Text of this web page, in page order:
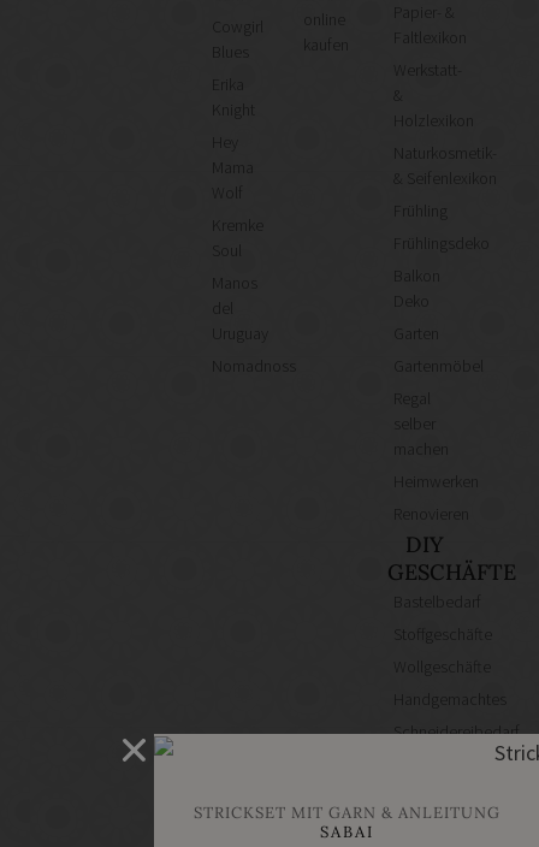
Cowgirl
Knight
Mama
Kremke
Manos
Uruguay
Nomadnoss
kaufen
Papier- &
Faltlexikon
Werkstatt-
&
Holzlexikon
Naturkosmetik-
& Seifenlexikon
Frühling
Frühlingsdeko
Balkon
Deko
Garten
Gartenmöbel
Regal
Heimwerken
DIY
GESCHÄFTE
Bastelbedarf
Stoffgeschäfte
Wollgeschäfte
Handgemachtes
Schneidereibedarf
Handarbeitszubehör
Online
STRICKSET MIT GARN & ANLEITUNG
SABAI